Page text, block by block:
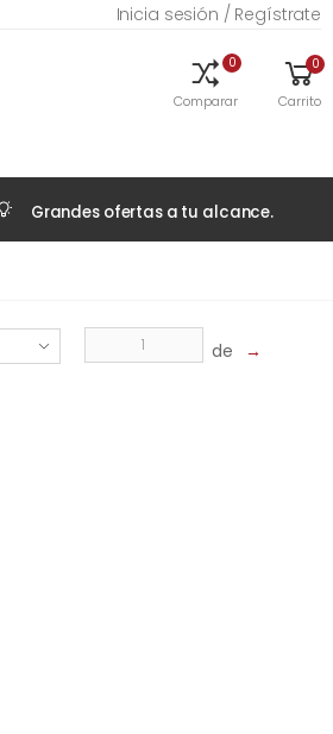
Inicia sesión / Regístrate
0
Comparar
0
Carrito
Grandes ofertas a tu alcance.
de →